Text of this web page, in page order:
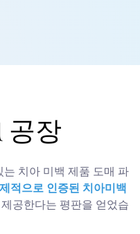
공장
치아 미백 제품 도매 파
적으로 인증된 치아미백
공한다는 평판을 얻었습